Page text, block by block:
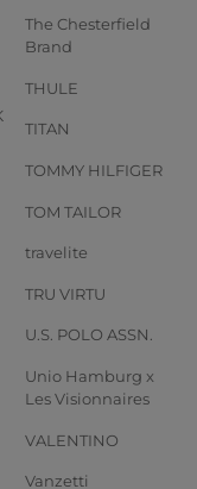
The Chesterfield
Brand
THULE
TITAN
TOMMY HILFIGER
TOM TAILOR
travelite
TRU VIRTU
U.S. POLO ASSN.
Unio Hamburg x
Les Visionnaires
VALENTINO
Vanzetti